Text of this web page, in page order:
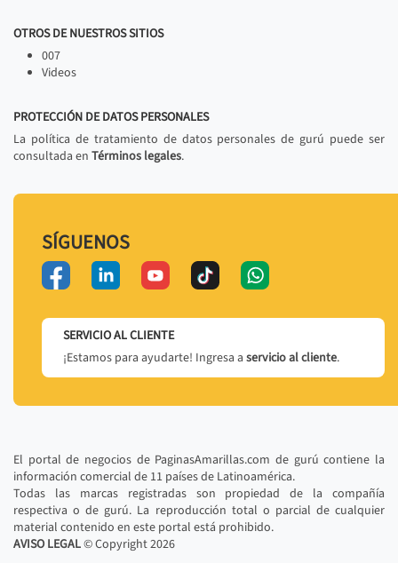
OTROS DE NUESTROS SITIOS
007
Videos
PROTECCIÓN DE DATOS PERSONALES
La política de tratamiento de datos personales de gurú puede ser
consultada en Términos legales.
SÍGUENOS
SERVICIO AL CLIENTE
¡Estamos para ayudarte! Ingresa a servicio al cliente.
El portal de negocios de PaginasAmarillas.com de gurú contiene la
información comercial de 11 países de Latinoamérica.
Todas las marcas registradas son propiedad de la compañía
respectiva o de gurú. La reproducción total o parcial de cualquier
material contenido en este portal está prohibido.
AVISO LEGAL© Copyright2026